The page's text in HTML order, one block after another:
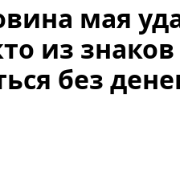
мая
из
без